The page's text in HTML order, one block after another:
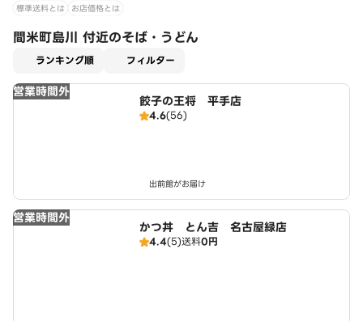
標準送料とは お店価格とは
間米町島川 付近のそば・うどん
ランキング順 フィルター
営業時間外
餃子の王将 平手店
4.6(56)
出前館がお届け
営業時間外
かつ丼 とん吉 名古屋緑店
4.4(5)送料0円